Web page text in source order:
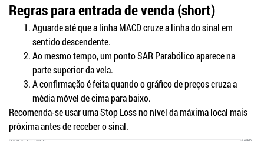
Regras para entrada de venda (short)
Aguarde até que a linha MACD cruze a linha do sinal em
sentido descendente.
Ao mesmo tempo, um ponto SAR Parabólico aparece na
parte superior da vela.
A confirmação é feita quando o gráfico de preços cruza a
média móvel de cima para baixo.
Recomenda-se usar uma Stop Loss no nível da máxima local mais
próxima antes de receber o sinal.